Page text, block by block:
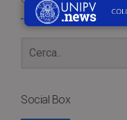
Social Box